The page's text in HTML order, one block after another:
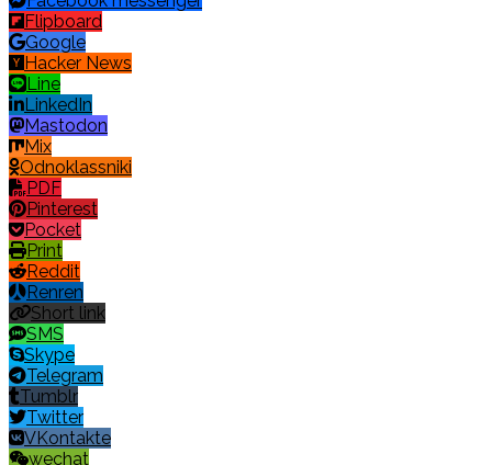
Flipboard
Google
Hacker News
Line
LinkedIn
Mastodon
Mix
Odnoklassniki
PDF
Pinterest
Pocket
Print
Reddit
Renren
Short link
SMS
Skype
Telegram
Tumblr
Twitter
VKontakte
wechat